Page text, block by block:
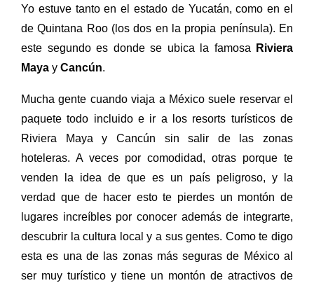
Yo estuve tanto en el estado de Yucatán, como en el
de Quintana Roo (los dos en la propia península). En
este segundo es donde se ubica la famosa Riviera
Maya y Cancún.
Mucha gente cuando viaja a México suele reservar el
paquete todo incluido e ir a los resorts turísticos de
Riviera Maya y Cancún sin salir de las zonas
hoteleras. A veces por comodidad, otras porque te
venden la idea de que es un país peligroso, y la
verdad que de hacer esto te pierdes un montón de
lugares increíbles por conocer además de integrarte,
descubrir la cultura local y a sus gentes. Como te digo
esta es una de las zonas más seguras de México al
ser muy turístico y tiene un montón de atractivos de